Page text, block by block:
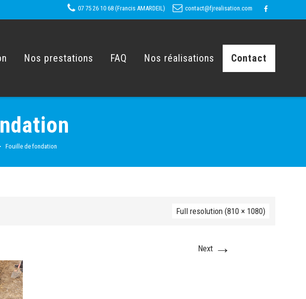
07 75 26 10 68 (Francis AMARDEIL) contact@fjrealisation.com
Nos prestations FAQ Nos réalisations Contact
Fouille de fondation
Full resolution (810 × 1080)
Next →